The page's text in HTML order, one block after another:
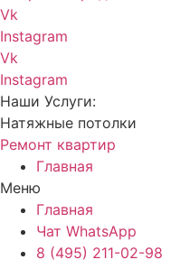
Vk
Instagram
Vk
Instagram
Наши Услуги:
Натяжные потолки
Ремонт квартир
Главная
Меню
Главная
Чат WhatsApp
8 (495) 211-02-98